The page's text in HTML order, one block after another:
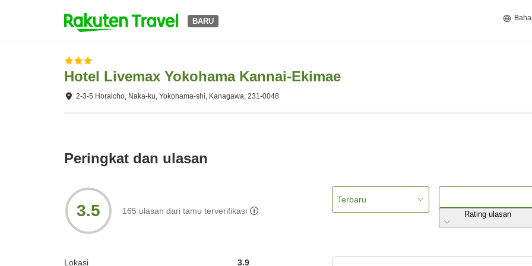
BARU
Hotel Livemax Yokohama Kannai-Ekimae
2-3-5 Horaicho, Naka-ku, Yokohama-shi, Kanagawa, 231-0048
Peringkat dan ulasan
3.5 165 ulasan dari tamu terverifikasi
Lokasi 3.9
Terbaru
Rating ulasan